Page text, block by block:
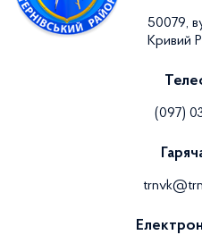
50079,
Кривий
(097)